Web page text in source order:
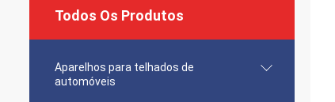
Todos Os Produtos
Aparelhos para telhados de
automóveis